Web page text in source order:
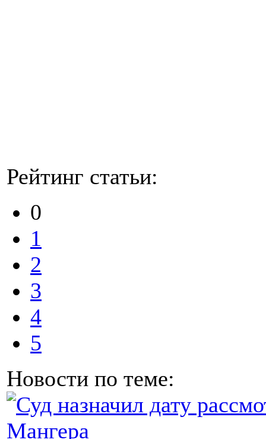
Рейтинг статьи:
0
1
2
3
4
5
Новости по теме: